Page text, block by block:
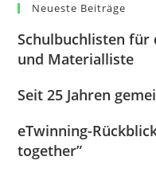
Neueste Beiträge
Schulbuchlisten für
und Materialliste
Seit 25 Jahren
eTwinning-
together”